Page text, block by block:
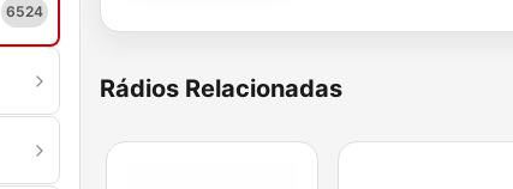
6524
Rádios Relacionadas